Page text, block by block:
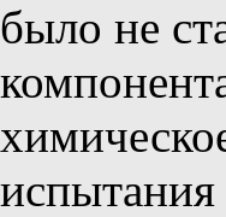
было не